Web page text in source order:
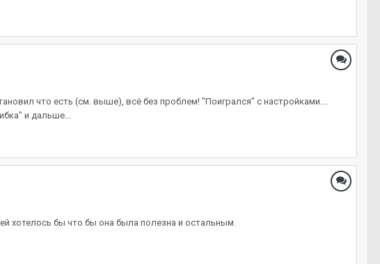
что есть (см. выше), всё без проблем! "Поигрался" с настройками....
и дальше...
хотелось бы что бы она была полезна и остальным.